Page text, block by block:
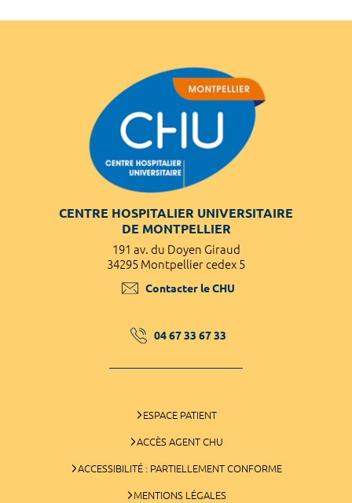
CENTRE HOSPITALIER UNIVERSITAIRE
DE MONTPELLIER
191 av. du Doyen Giraud
34295 Montpellier cedex 5
Contacter le CHU
04 67 33 67 33
ESPACE PATIENT
ACCÈS AGENT CHU
ACCESSIBILITÉ : PARTIELLEMENT CONFORME
MENTIONS LÉGALES